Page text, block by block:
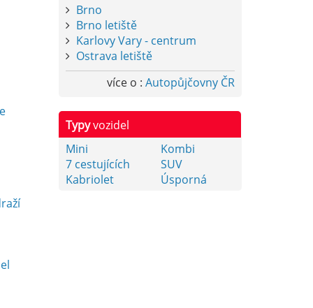
Brno
Brno letiště
Karlovy Vary - centrum
Ostrava letiště
více o : Autopůjčovny ČR
Typyvozidel
Mini
Kombi
7 cestujících
SUV
Kabriolet
Úsporná